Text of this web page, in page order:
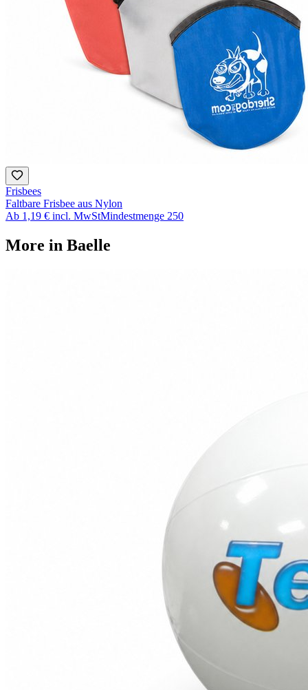
Frisbees
Faltbare Frisbee aus Nylon
Ab 1,19 € incl. MwStMindestmenge 250
More in Baelle